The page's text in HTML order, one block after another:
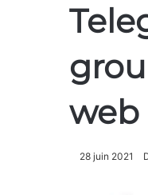
web
28 juin 2021